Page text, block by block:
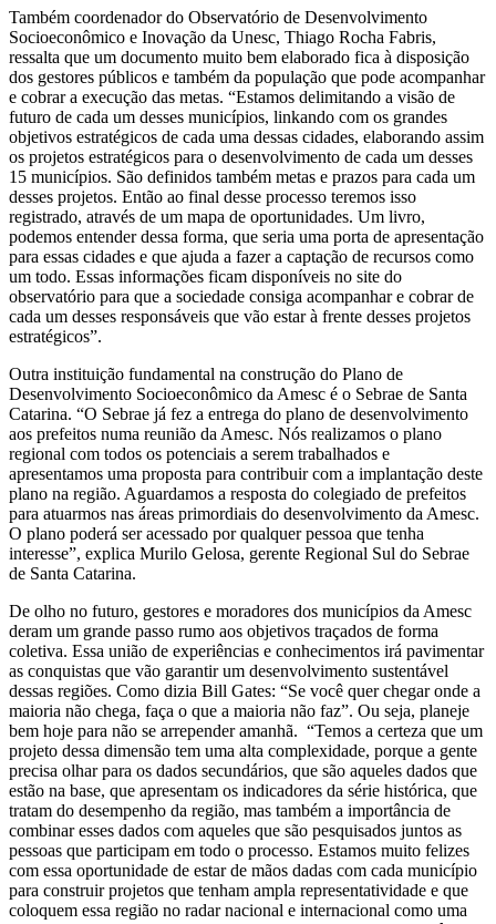
Também coordenador do Observatório de Desenvolvimento
Socioeconômico e Inovação da Unesc, Thiago Rocha Fabris,
ressalta que um documento muito bem elaborado fica à disposição
dos gestores públicos e também da população que pode acompanhar
e cobrar a execução das metas. “Estamos delimitando a visão de
futuro de cada um desses municípios, linkando com os grandes
objetivos estratégicos de cada uma dessas cidades, elaborando assim
os projetos estratégicos para o desenvolvimento de cada um desses
15 municípios. São definidos também metas e prazos para cada um
desses projetos. Então ao final desse processo teremos isso
registrado, através de um mapa de oportunidades. Um livro,
podemos entender dessa forma, que seria uma porta de apresentação
para essas cidades e que ajuda a fazer a captação de recursos como
um todo. Essas informações ficam disponíveis no site do
observatório para que a sociedade consiga acompanhar e cobrar de
cada um desses responsáveis que vão estar à frente desses projetos
estratégicos”.
Outra instituição fundamental na construção do Plano de
Desenvolvimento Socioeconômico da Amesc é o Sebrae de Santa
Catarina. “O Sebrae já fez a entrega do plano de desenvolvimento
aos prefeitos numa reunião da Amesc. Nós realizamos o plano
regional com todos os potenciais a serem trabalhados e
apresentamos uma proposta para contribuir com a implantação deste
plano na região. Aguardamos a resposta do colegiado de prefeitos
para atuarmos nas áreas primordiais do desenvolvimento da Amesc.
O plano poderá ser acessado por qualquer pessoa que tenha
interesse”, explica Murilo Gelosa, gerente Regional Sul do Sebrae
de Santa Catarina.
De olho no futuro, gestores e moradores dos municípios da Amesc
deram um grande passo rumo aos objetivos traçados de forma
coletiva. Essa união de experiências e conhecimentos irá pavimentar
as conquistas que vão garantir um desenvolvimento sustentável
dessas regiões. Como dizia Bill Gates: “Se você quer chegar onde a
maioria não chega, faça o que a maioria não faz”. Ou seja, planeje
bem hoje para não se arrepender amanhã. “Temos a certeza que um
projeto dessa dimensão tem uma alta complexidade, porque a gente
precisa olhar para os dados secundários, que são aqueles dados que
estão na base, que apresentam os indicadores da série histórica, que
tratam do desempenho da região, mas também a importância de
combinar esses dados com aqueles que são pesquisados juntos as
pessoas que participam em todo o processo. Estamos muito felizes
com essa oportunidade de estar de mãos dadas com cada município
para construir projetos que tenham ampla representatividade e que
coloquem essa região no radar nacional e internacional como uma